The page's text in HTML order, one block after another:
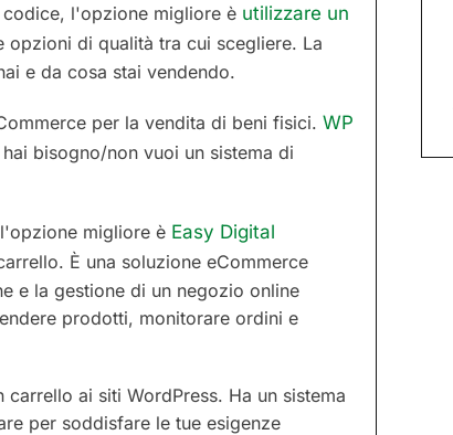
l'opzione migliore è utilizzare un
opzioni di qualità tra cui scegliere. La
e da cosa stai vendendo.
per la vendita di beni fisici. WP
bisogno/non vuoi un sistema di
migliore è Easy Digital
È una soluzione eCommerce
e la gestione di un negozio online
prodotti, monitorare ordini e
ai siti WordPress. Ha un sistema
per soddisfare le tue esigenze